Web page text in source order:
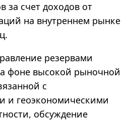
за счет доходов от
на внутреннем рынке
резервами
фоне высокой рыночной
с
и геоэкономическими
обсуждение